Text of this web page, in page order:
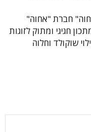
חברת "אחוה"
חגיגי ומתוק לזוגות
שוקולד וחלוה